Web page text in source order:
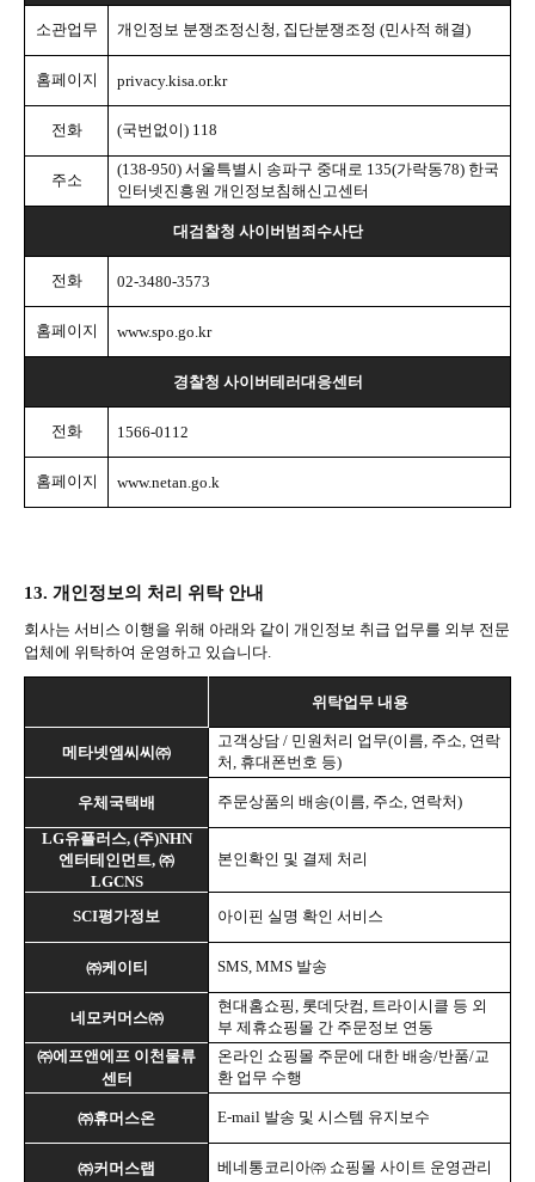
소관업무 개인정보 분쟁조정신청, 집단분쟁조정 (민사적 해결)
홈페이지 privacy.kisa.or.kr
전화 (국번없이) 118
주소
(138-950)서울특별시 송파구 중대로 135(가락동78) 한국
인터넷진흥원 개인정보침해신고센터
대검찰청 사이버범죄수사단
전화 02-3480-3573
홈페이지 www.spo.go.kr
경찰청 사이버테러대응센터
전화 1566-0112
홈페이지 www.netan.go.k
13. 개인정보의 처리 위탁 안내
회사는 서비스 이행을 위해 아래와 같이 개인정보 취급 업무를 외부 전문
업체에 위탁하여 운영하고 있습니다.
위탁업무 내용
메타넷엠씨씨㈜
고객상담 / 민원처리 업무(이름 주소 연락
처 휴대폰번호 등)
우체국택배 주문상품의 배송(이름 주소 연락처)
LG유플러스, (주)NHN
엔터테인먼트, ㈜
LGCNS
본인확인 및 결제 처리
SCI평가정보 아이핀 실명 확인 서비스
㈜케이티 SMS, MMS 발송
네모커머스㈜
현대홈쇼핑 롯데닷컴
트라이시클 등 외
부 제휴쇼핑몰 간 주문정보 연동
㈜에프앤에프 이천물류
센터
온라인 쇼핑몰 주문에 대한 배송/반품/교
환 업무 수행
㈜휴머스온 E-mail 발송 및 시스템 유지보수
㈜커머스랩 베네통코리아㈜ 쇼핑몰 사이트 운영관리